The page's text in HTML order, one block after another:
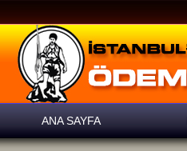
ANA SAYFA